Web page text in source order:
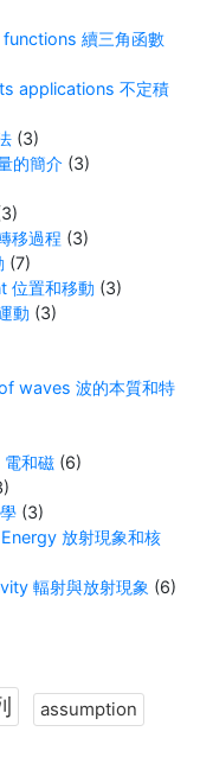
續三角函數
applications 不定積
(3)
的簡介 (3)
移過程 (3)
(7)
位置和移動 (3)
動 (3)
waves 波的本質和特
和磁 (6)
(3)
放射現象和核
輻射與放射現象 (6)
assumption